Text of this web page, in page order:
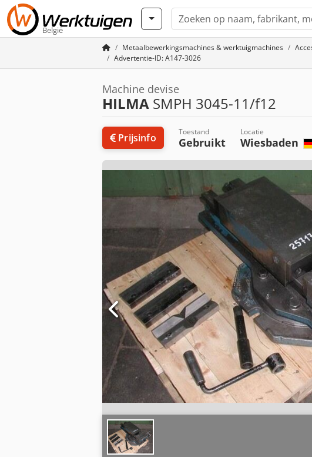
België
Metaalbewerkingsmachines & werktuigmachines
Advertentie-ID: A147-3026
Machine devise
HILMA SMPH 3045-11/f12
Prijsinfo Toestand
Gebruikt
Locatie
Wiesbaden